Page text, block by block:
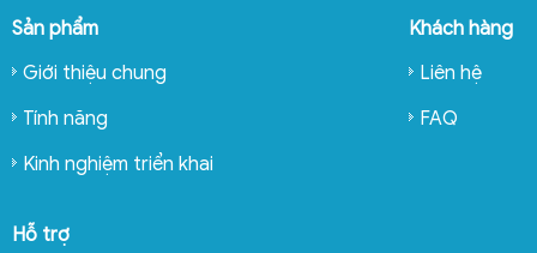
Sản phẩm
Giới thiệu chung
Tính năng
Kinh nghiệm triển khai
Khách hàng
Liên hệ
FAQ
Hỗ trợ